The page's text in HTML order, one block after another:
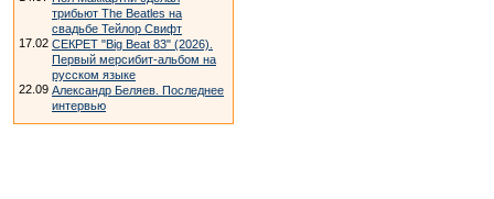
трибьют The Beatles на
свадьбе Тейлор Свифт
17.02 СЕКРЕТ "Big Beat 83" (2026).
Первый мерсибит-альбом на
русском языке
22.09 Александр Беляев. Последнее
интервью